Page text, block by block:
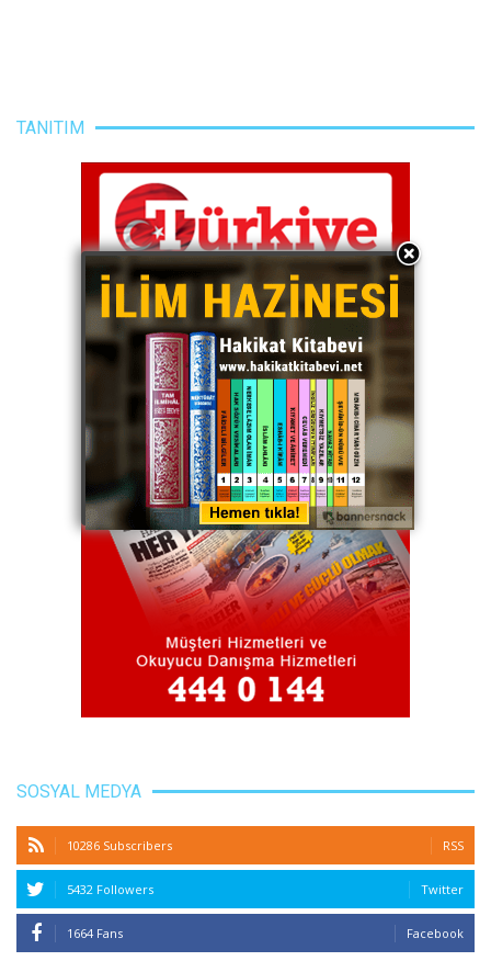
TANITIM
SOSYAL MEDYA
10286 Subscribers RSS
5432 Followers Twitter
1664 Fans Facebook